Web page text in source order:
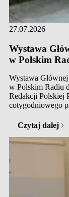
27.07.2026
Wystawa
w Polskim
Wystawa
w Polskim Radiu
Redakcji Polskiej
cotygodniowego
Książki
zapraszamy do
do końca
Czytaj dalej